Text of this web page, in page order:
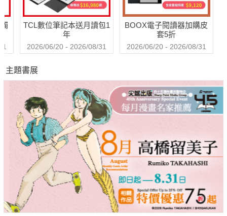
TCL數位筆記本送月讀包1
年
2026/06/20 - 2026/08/31
BOOX電子閱讀器加購皮
套5折
2026/06/20 - 2026/08/31
主題書展